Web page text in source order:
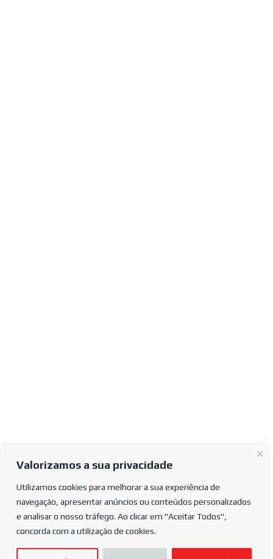
Valorizamos a sua privacidade
Utilizamos cookies para melhorar a sua experiência de
navegação, apresentar anúncios ou conteúdos personalizados
e analisar o nosso tráfego. Ao clicar em "Aceitar Todos",
concorda com a utilização de cookies.